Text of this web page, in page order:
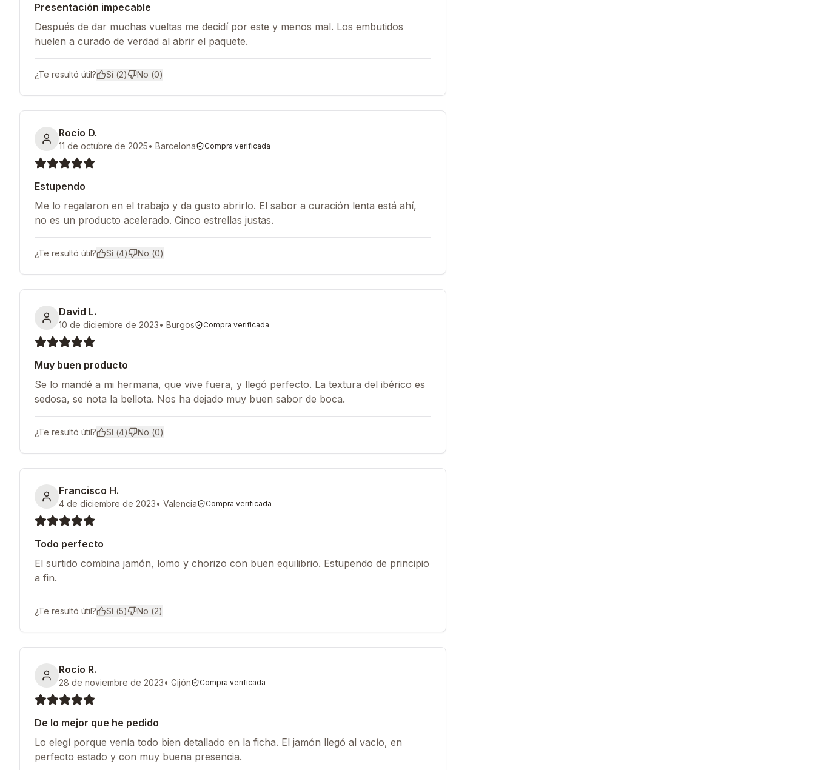
Presentación impecable
Después de dar muchas vueltas me decidí por este y menos mal. Los embutidos
huelen a curado de verdad al abrir el paquete.
¿Te resultó útil? Sí (2) No (0)
Rocío D.
11 de octubre de 2025• Barcelona Compra verificada
Estupendo
Me lo regalaron en el trabajo y da gusto abrirlo. El sabor a curación lenta está ahí,
no es un producto acelerado. Cinco estrellas justas.
¿Te resultó útil? Sí (4) No (0)
David L.
10 de diciembre de 2023• Burgos Compra verificada
Muy buen producto
Se lo mandé a mi hermana, que vive fuera, y llegó perfecto. La textura del ibérico es
sedosa, se nota la bellota. Nos ha dejado muy buen sabor de boca.
¿Te resultó útil? Sí (4) No (0)
Francisco H.
4 de diciembre de 2023• Valencia Compra verificada
Todo perfecto
El surtido combina jamón, lomo y chorizo con buen equilibrio. Estupendo de principio
a fin.
¿Te resultó útil? Sí (5) No (2)
Rocío R.
28 de noviembre de 2023• Gijón Compra verificada
De lo mejor que he pedido
Lo elegí porque venía todo bien detallado en la ficha. El jamón llegó al vacío, en
perfecto estado y con muy buena presencia.